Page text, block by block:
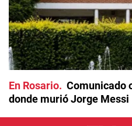
En Rosario
Comunicado
donde murió Jorge Messi